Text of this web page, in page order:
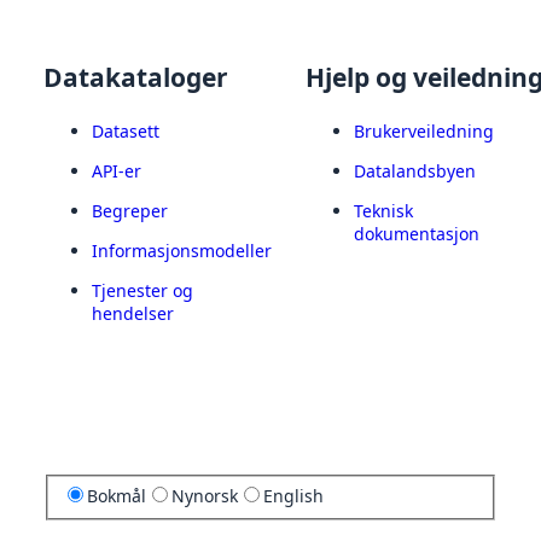
Datakataloger
Datasett
API-er
Begreper
Informasjonsmodeller
Tjenester og
hendelser
Hjelp og
Brukerveiledning
Datalandsbyen
Teknisk
dokumentasjon
Bokmål Nynorsk English